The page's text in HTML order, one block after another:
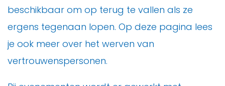
beschikbaar om op terug te vallen als ze
ergens tegenaan lopen. Op deze pagina lees
je ook meer over het werven van
vertrouwenspersonen.